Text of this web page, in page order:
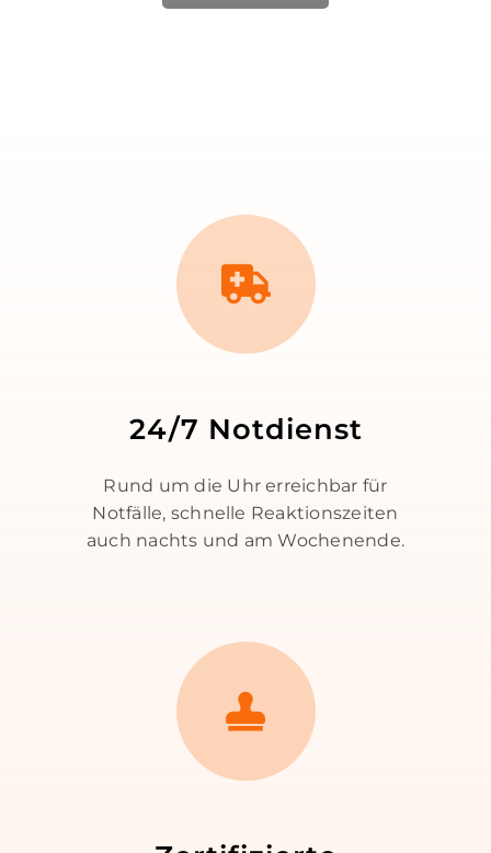
24/7 Notdienst
Rund um die Uhr erreichbar für
Notfälle, schnelle Reaktionszeiten
auch nachts und am Wochenende.